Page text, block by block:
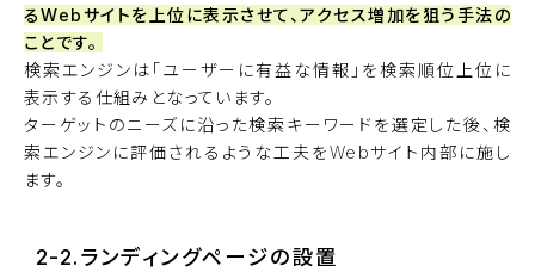
るWebサイトを上位に表示させて、アクセス増加を狙う手法の
ことです。
検索エンジンは「ユーザーに有益な情報」を検索順位上位に
表示する仕組みとなっています。
ターゲットのニーズに沿った検索キーワードを選定した後、検
索エンジンに評価されるような工夫をWebサイト内部に施し
ます。
2-2.ランディングページの設置